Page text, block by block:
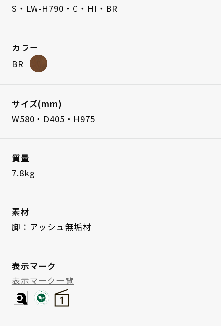
S・LW-H790・C・HI・BR
カラー
BR
サイズ(mm)
W580・D405・H975
質量
7.8kg
素材
脚：アッシュ無垢材
表示マーク
表示マーク一覧